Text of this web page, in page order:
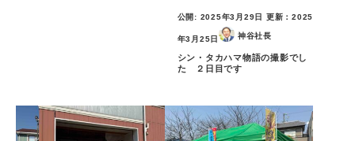
公開: 2025年3月29日 更新：2025
年3月25日 神谷社長
シン・タカハマ物語の撮影でし
た ２日目です